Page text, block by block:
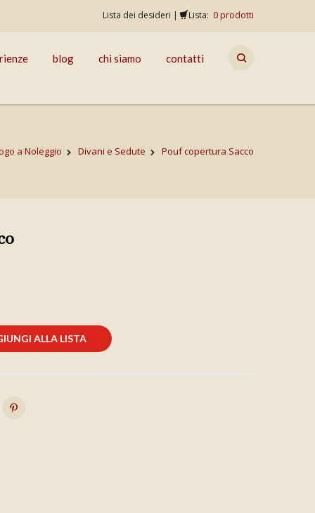
Lista dei desideri | Lista: 0 prodotti
blog chi siamo contatti
a Noleggio Divani e Sedute Pouf copertura Sacco
ALLA LISTA